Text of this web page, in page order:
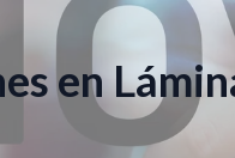
en